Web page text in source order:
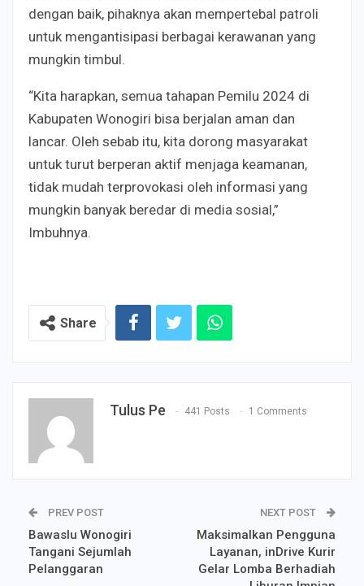
dengan baik, pihaknya akan mempertebal patroli
untuk mengantisipasi berbagai kerawanan yang
mungkin timbul.
“Kita harapkan, semua tahapan Pemilu 2024 di
Kabupaten Wonogiri bisa berjalan aman dan
lancar. Oleh sebab itu, kita dorong masyarakat
untuk turut berperan aktif menjaga keamanan,
tidak mudah terprovokasi oleh informasi yang
mungkin banyak beredar di media sosial,”
Imbuhnya.
Share
Tulus Pe 441 Posts 1 Comments
PREV POST
Bawaslu Wonogiri
Tangani Sejumlah
Pelanggaran
NEXT POST
Maksimalkan Pengguna
Layanan, inDrive Kurir
Gelar Lomba Berhadiah